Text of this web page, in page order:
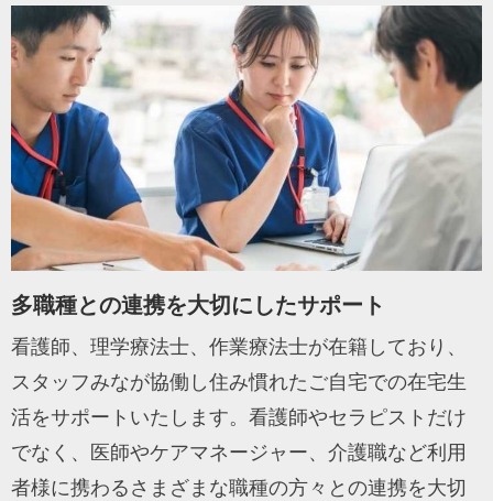
多職種との連携を大切にしたサポート
看護師、理学療法士、作業療法士が在籍しており、
スタッフみなが協働し住み慣れたご自宅での在宅生
活をサポートいたします。看護師やセラピストだけ
でなく、医師やケアマネージャー、介護職など利用
者様に携わるさまざまな職種の方々との連携を大切